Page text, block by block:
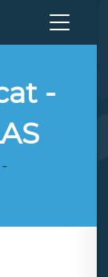
-